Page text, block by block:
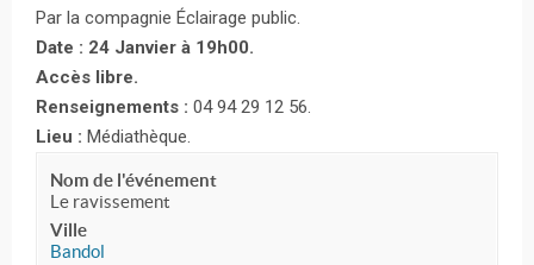
Par la compagnie Éclairage public.
Date : 24 Janvier à 19h00.
Accès libre.
Renseignements : 04 94 29 12 56.
Lieu : Médiathèque.
Nom de l'événement
Le ravissement
Ville
Bandol